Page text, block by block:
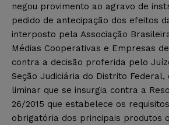
negou provimento ao agravo de
pedido de antecipação dos efeitos
interposto pela Associação
Médias Cooperativas e Empresas
contra a decisão proferida pelo
Seção Judiciária do Distrito Federal,
liminar que se insurgia contra a
26/2015 que estabelece os
obrigatória dos principais produtos